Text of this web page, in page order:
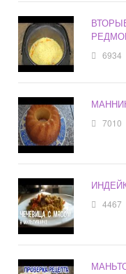
6934
7010
4467